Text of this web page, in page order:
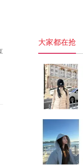
大家都在抢